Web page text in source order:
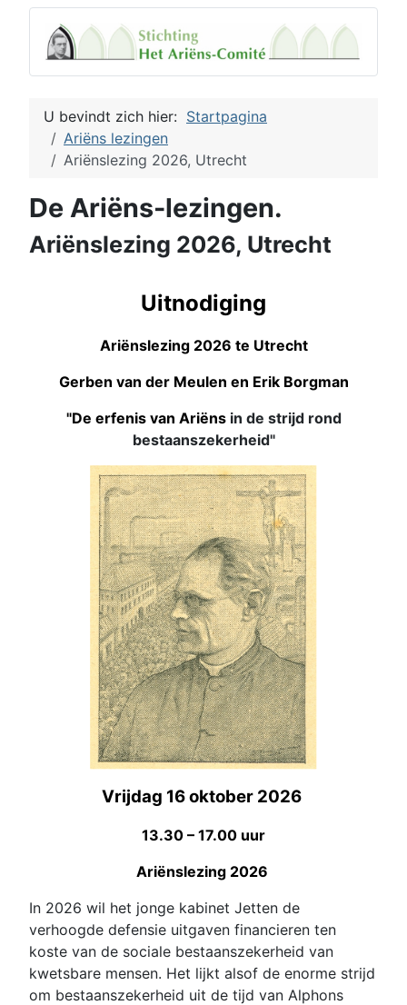
U bevindt zich hier: Startpagina
Ariëns lezingen
Ariënslezing 2026, Utrecht
De Ariëns-lezingen.
Ariënslezing 2026, Utrecht
Uitnodiging
Ariënslezing 2026 te Utrecht
Gerben van der Meulen en Erik Borgman
"De erfenis van Ariëns in de strijd rond
bestaanszekerheid"
Vrijdag 16 oktober 2026
13.30 – 17.00 uur
Ariënslezing 2026
In 2026 wil het jonge kabinet Jetten de
verhoogde defensie uitgaven financieren ten
koste van de sociale bestaanszekerheid van
kwetsbare mensen. Het lijkt alsof de enorme strijd
om bestaanszekerheid uit de tijd van Alphons